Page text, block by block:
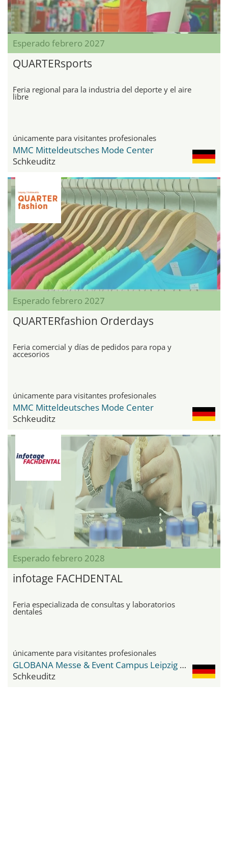
Esperado febrero 2027
QUARTERsports
Feria regional para la industria del deporte y el aire
libre
únicamente para visitantes profesionales
MMC Mitteldeutsches Mode Center
Schkeuditz
Esperado febrero 2027
QUARTERfashion Orderdays
Feria comercial y días de pedidos para ropa y
accesorios
únicamente para visitantes profesionales
MMC Mitteldeutsches Mode Center
Schkeuditz
Esperado febrero 2028
infotage FACHDENTAL
Feria especializada de consultas y laboratorios
dentales
únicamente para visitantes profesionales
GLOBANA Messe & Event Campus Leipzig / Halle
Schkeuditz